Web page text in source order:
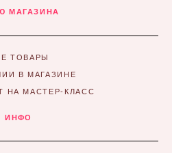
МАГАЗИНА
ТОВАРЫ
В МАГАЗИНЕ
НА МАСТЕР-КЛАСС
ИНФО